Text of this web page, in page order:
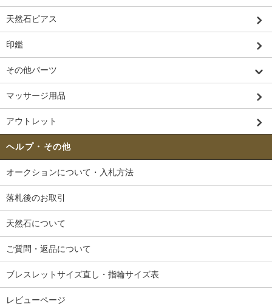
天然石ピアス
印鑑
その他パーツ
マッサージ用品
アウトレット
ヘルプ・その他
オークションについて・入札方法
落札後のお取引
天然石について
ご質問・返品について
ブレスレットサイズ直し・指輪サイズ表
レビューページ